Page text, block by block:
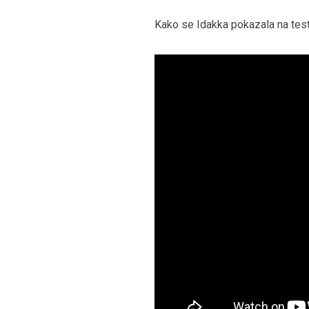
Kako se Idakka pokazala na